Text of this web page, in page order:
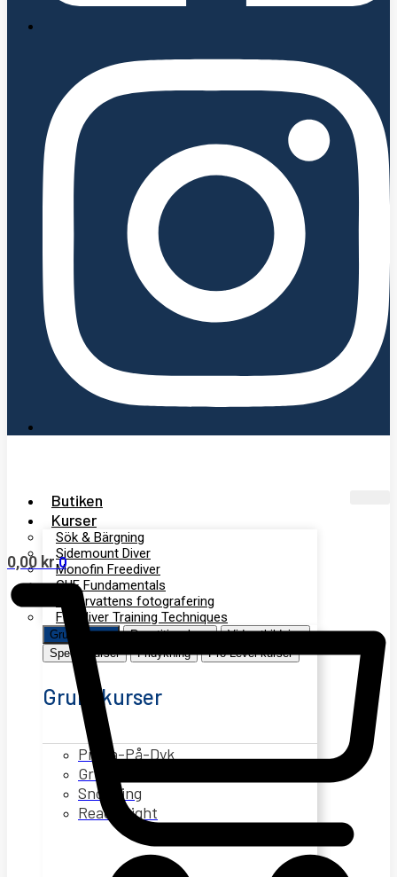
Butiken
Kurser
Sök & Bärgning
Sidemount Diver
Monofin Freediver
GUE Fundamentals
Undervattens fotografering
Freediver Training Techniques
Grundkurser Repetitionskurs
Vidarutbildning
Specialkurser
Fridykning Pro Level kurser
Grundkurser
Prova-På-Dyk
Grundkurs Open Water Diver
Snorkling
React Right
0,00 kr 0